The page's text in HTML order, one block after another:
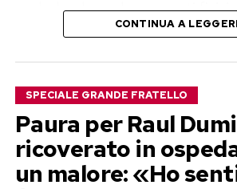
escludendo anche rapporti
disintossicarmi del tutto ed
persona al centro della propria
Perla Vatiero: «Con
vero, ma diventato
CONTINUA A
SPECIALE GRANDE FRATELLO
Paura per Raul
ricoverato in
un malore: «Ho